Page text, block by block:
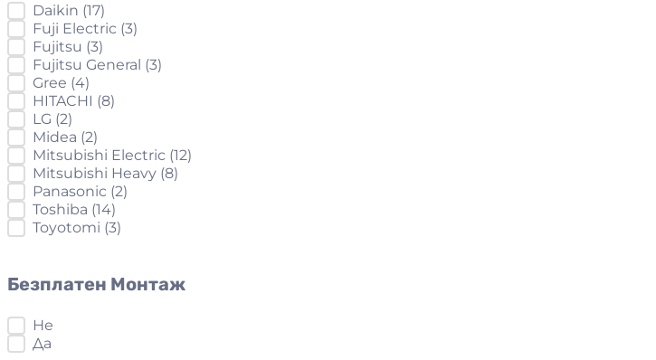
Марки
Daikin (17)
Fuji Electric (3)
Fujitsu (3)
Fujitsu General (3)
Gree (4)
HITACHI (8)
LG (2)
Midea (2)
Mitsubishi Electric (12)
Mitsubishi Heavy (8)
Panasonic (2)
Toshiba (14)
Toyotomi (3)
Безплатен Монтаж
Безплатен Монтаж
Не
Да